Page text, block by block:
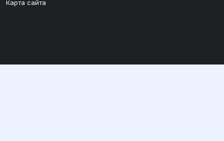
Карта сайта